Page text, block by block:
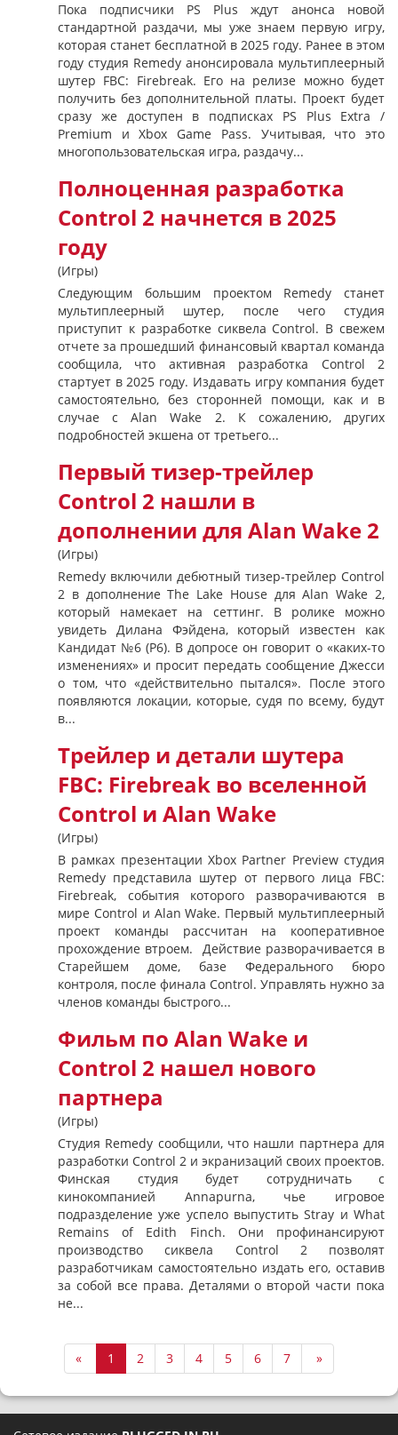
Пока подписчики PS Plus ждут анонса новой
стандартной раздачи, мы уже знаем первую игру,
которая станет бесплатной в 2025 году. Ранее в этом
году студия Remedy анонсировала мультиплеерный
шутер FBC: Firebreak. Его на релизе можно будет
получить без дополнительной платы. Проект будет
сразу же доступен в подписках PS Plus Extra /
Premium и Xbox Game Pass. Учитывая, что это
многопользовательская игра, раздачу...
Полноценная разработка
Control 2 начнется в 2025
году
(Игры)
Следующим большим проектом Remedy станет
мультиплеерный шутер, после чего студия
приступит к разработке сиквела Control. В свежем
отчете за прошедший финансовый квартал команда
сообщила, что активная разработка Control 2
стартует в 2025 году. Издавать игру компания будет
самостоятельно, без сторонней помощи, как и в
случае с Alan Wake 2. К сожалению, других
подробностей экшена от третьего...
Первый тизер-трейлер
Control 2 нашли в
дополнении для Alan Wake 2
(Игры)
Remedy включили дебютный тизер-трейлер Control
2 в дополнение The Lake House для Alan Wake 2,
который намекает на сеттинг. В ролике можно
увидеть Дилана Фэйдена, который известен как
Кандидат №6 (P6). В допросе он говорит о «каких-то
изменениях» и просит передать сообщение Джесси
о том, что «действительно пытался». После этого
появляются локации, которые, судя по всему, будут
в...
Трейлер и детали шутера
FBC: Firebreak во вселенной
Control и Alan Wake
(Игры)
В рамках презентации Xbox Partner Preview студия
Remedy представила шутер от первого лица FBC:
Firebreak, события которого разворачиваются в
мире Control и Alan Wake. Первый мультиплеерный
проект команды рассчитан на кооперативное
прохождение втроем. Действие разворачивается в
Старейшем доме, базе Федерального бюро
контроля, после финала Control. Управлять нужно за
членов команды быстрого...
Фильм по Alan Wake и
Control 2 нашел нового
партнера
(Игры)
Студия Remedy сообщили, что нашли партнера для
разработки Control 2 и экранизаций своих проектов.
Финская студия будет сотрудничать с
кинокомпанией Annapurna, чье игровое
подразделение уже успело выпустить Stray и What
Remains of Edith Finch. Они профинансируют
производство сиквела Control 2 позволят
разработчикам самостоятельно издать его, оставив
за собой все права. Деталями о второй части пока
не...
« 1 2 3 4 5 6 7 »